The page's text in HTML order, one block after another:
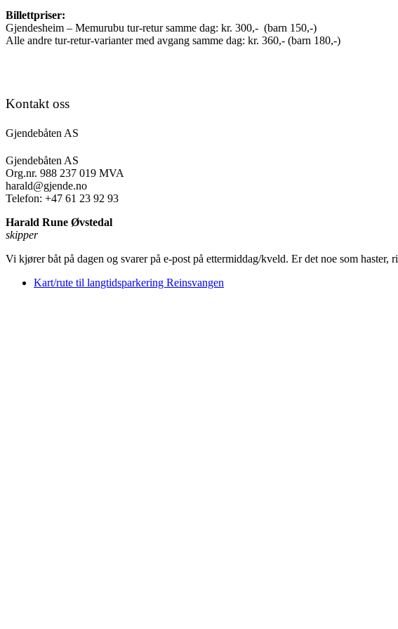
Billettpriser:
Gjendesheim – Memurubu tur-retur samme dag: kr. 300,- (barn 150,-)
Alle andre tur-retur-varianter med avgang samme dag: kr. 360,- (barn 180,-)
Kontakt oss
Gjendebåten AS
Gjendebåten AS
Org.nr. 988 237 019 MVA
harald@gjende.no
Telefon: +47 61 23 92 93
Harald Rune Øvstedal
skipper
Vi kjører båt på dagen og svarer på e-post på ettermiddag/kveld. Er det noe som
Kart/rute til langtidsparkering Reinsvangen